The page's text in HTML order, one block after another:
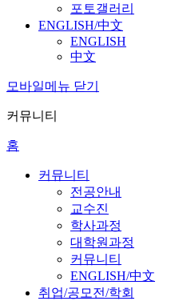
포토갤러리
ENGLISH/中文
ENGLISH
中文
모바일메뉴 닫기
커뮤니티
홈
커뮤니티
전공안내
교수진
학사과정
대학원과정
커뮤니티
ENGLISH/中文
취업/공모전/학회